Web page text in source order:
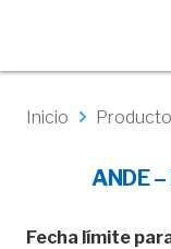
Inicio
ANDE
Fecha límite